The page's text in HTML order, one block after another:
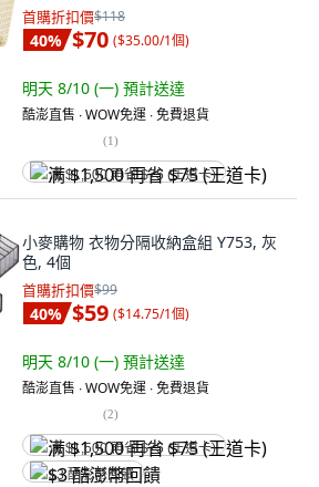
首購折扣價$118
40% $70 ($35.00/1個)
明天 8/10 (一) 預計送達
酷澎直售 ∙ WOW免運 ∙ 免費退貨
(1)
满 $1,500 再省 $75 (王道卡)
小麥購物 衣物分隔收納盒組 Y753, 灰
色, 4個
首購折扣價$99
40% $59 ($14.75/1個)
明天 8/10 (一) 預計送達
酷澎直售 ∙ WOW免運 ∙ 免費退貨
(2)
满 $1,500 再省 $75 (王道卡)
$3 酷澎幣回饋